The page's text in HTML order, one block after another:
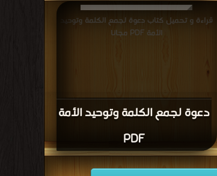
دعوة لجمع الكلمة وتوحيد الأمة
PDF
قراءة و تحميل كتاب دعوة لجمع الكلمة وتوحيد
الأمة PDF مجانا